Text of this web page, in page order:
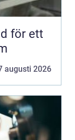
augusti 2026